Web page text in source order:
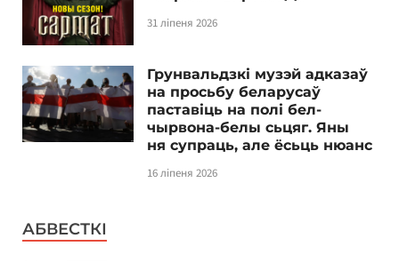
31 ліпеня 2026
Грунвальдзкі музэй адказаў
на просьбу беларусаў
паставіць на полі бел-
чырвона-белы сьцяг. Яны
ня супраць, але ёсьць нюанс
16 ліпеня 2026
АБВЕСТКІ